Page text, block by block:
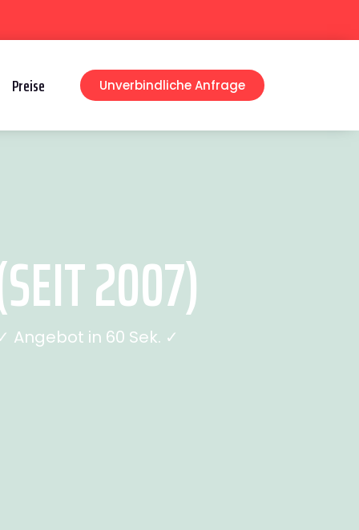
Preise Unverbindliche Anfrage
2007)
Angebot in 60 Sek. ✓